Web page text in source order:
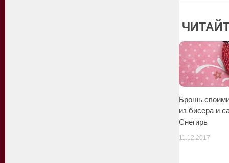
Брошь
из бисера и
Снегирь
11.12.2017